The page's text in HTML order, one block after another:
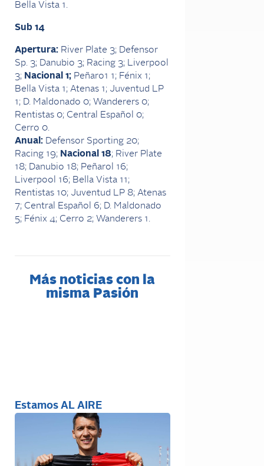
Bella Vista 1.
Sub 14
Apertura: River Plate 3; Defensor
Sp. 3; Danubio 3; Racing 3; Liverpool
3; Nacional 1; Peñaro1 1; Fénix 1;
Bella Vista 1; Atenas 1; Juventud LP
1; D. Maldonado 0; Wanderers 0;
Rentistas 0; Central Español 0;
Cerro 0.
Anual: Defensor Sporting 20;
Racing 19; Nacional 18; River Plate
18; Danubio 18; Peñarol 16;
Liverpool 16; Bella Vista 11;
Rentistas 10; Juventud LP 8; Atenas
7; Central Español 6; D. Maldonado
5; Fénix 4; Cerro 2; Wanderers 1.
Más noticias con la
misma Pasión
Estamos AL AIRE